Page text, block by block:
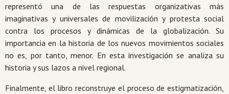
representó una de las respuestas organizativas más
imaginativas y universales de movilización y protesta social
contra los procesos y dinámicas de la globalización. Su
importancia en la historia de los nuevos movimientos sociales
no es, por tanto, menor. En esta investigación se analiza su
historia y sus lazos a nivel regional.
Finalmente, el libro reconstruye el proceso de estigmatización,